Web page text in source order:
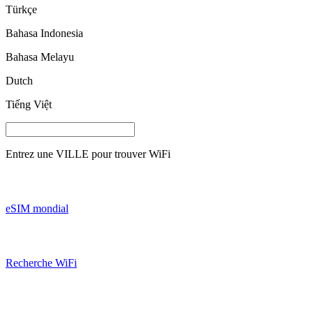
Türkçe
Bahasa Indonesia
Bahasa Melayu
Dutch
Tiếng Việt
Entrez une VILLE pour trouver WiFi
eSIM mondial
Recherche WiFi